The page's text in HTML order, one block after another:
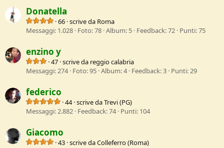
Donatella
·66 ·scrive da Roma
Messaggi 1.028 Foto 78 Album 5 Feedback 72 Punti 75
enzino y
·47 ·scrive da reggio calabria
Messaggi 274 Foto 95 Album 4 Feedback 3 Punti 29
federico
·44·scrive daTrevi (PG)
Messaggi 2.882 Feedback 74 Punti 104
Giacomo
·43 ·scrive daColleferro (Roma)